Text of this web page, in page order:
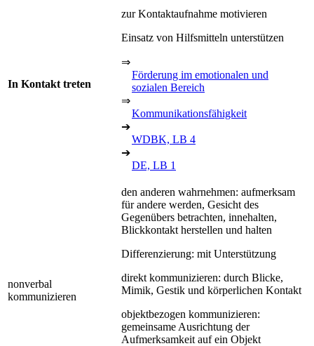
In Kontakt treten
zur Kontaktaufnahme motivieren
Einsatz von Hilfsmitteln unterstützen
⇒
Förderung im emotionalen und
sozialen Bereich
⇒
Kommunikationsfähigkeit
➔
WDBK, LB 4
➔
DE, LB 1
nonverbal
kommunizieren
den anderen wahrnehmen: aufmerksam
für andere werden, Gesicht des
Gegenübers betrachten, innehalten,
Blickkontakt herstellen und halten
Differenzierung: mit Unterstützung
direkt kommunizieren: durch Blicke,
Mimik, Gestik und körperlichen Kontakt
objektbezogen kommunizieren:
gemeinsame Ausrichtung der
Aufmerksamkeit auf ein Objekt